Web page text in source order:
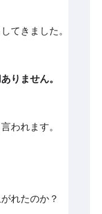
てきました。
りません。
われます。
れたのか？